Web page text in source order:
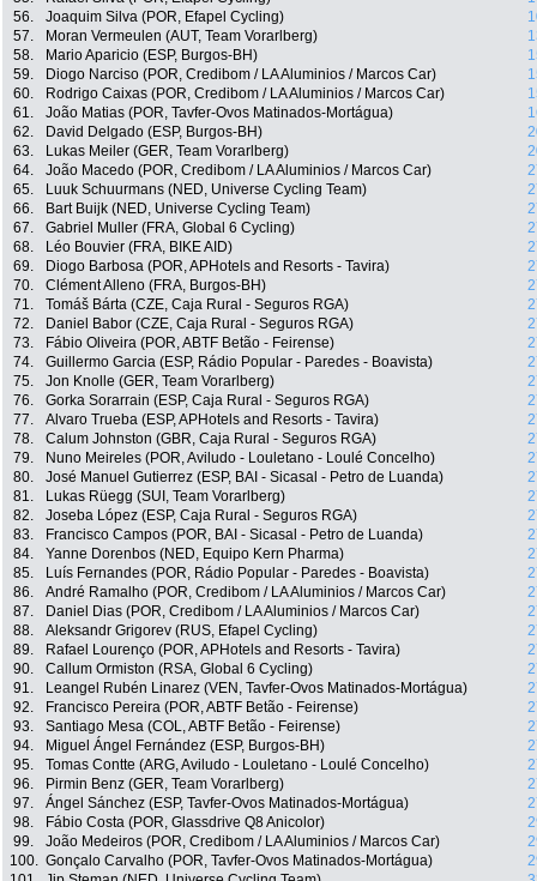
56.
Joaquim Silva (POR, Efapel Cycling)
57.
Moran Vermeulen (AUT, Team Vorarlberg)
58.
Mario Aparicio (ESP, Burgos-BH)
59.
Diogo Narciso (POR, Credibom / LA Aluminios / Marcos Car)
60.
Rodrigo Caixas (POR, Credibom / LA Aluminios / Marcos Car)
61.
João Matias (POR, Tavfer-Ovos Matinados-Mortágua)
62.
David Delgado (ESP, Burgos-BH)
63.
Lukas Meiler (GER, Team Vorarlberg)
64.
João Macedo (POR, Credibom / LA Aluminios / Marcos Car)
65.
Luuk Schuurmans (NED, Universe Cycling Team)
66.
Bart Buijk (NED, Universe Cycling Team)
67.
Gabriel Muller (FRA, Global 6 Cycling)
68.
Léo Bouvier (FRA, BIKE AID)
69.
Diogo Barbosa (POR, APHotels and Resorts - Tavira)
70.
Clément Alleno (FRA, Burgos-BH)
71.
Tomáš Bárta (CZE, Caja Rural - Seguros RGA)
72.
Daniel Babor (CZE, Caja Rural - Seguros RGA)
73.
Fábio Oliveira (POR, ABTF Betão - Feirense)
74.
Guillermo Garcia (ESP, Rádio Popular - Paredes - Boavista)
75.
Jon Knolle (GER, Team Vorarlberg)
76.
Gorka Sorarrain (ESP, Caja Rural - Seguros RGA)
77.
Alvaro Trueba (ESP, APHotels and Resorts - Tavira)
78.
Calum Johnston (GBR, Caja Rural - Seguros RGA)
79.
Nuno Meireles (POR, Aviludo - Louletano - Loulé Concelho)
80.
José Manuel Gutierrez (ESP, BAI - Sicasal - Petro de Luanda)
81.
Lukas Rüegg (SUI, Team Vorarlberg)
82.
Joseba López (ESP, Caja Rural - Seguros RGA)
83.
Francisco Campos (POR, BAI - Sicasal - Petro de Luanda)
84.
Yanne Dorenbos (NED, Equipo Kern Pharma)
85.
Luís Fernandes (POR, Rádio Popular - Paredes - Boavista)
86.
André Ramalho (POR, Credibom / LA Aluminios / Marcos Car)
87.
Daniel Dias (POR, Credibom / LA Aluminios / Marcos Car)
88.
Aleksandr Grigorev (RUS, Efapel Cycling)
89.
Rafael Lourenço (POR, APHotels and Resorts - Tavira)
90.
Callum Ormiston (RSA, Global 6 Cycling)
91.
Leangel Rubén Linarez (VEN, Tavfer-Ovos Matinados-Mortágua)
92.
Francisco Pereira (POR, ABTF Betão - Feirense)
93.
Santiago Mesa (COL, ABTF Betão - Feirense)
94.
Miguel Ángel Fernández (ESP, Burgos-BH)
95.
Tomas Contte (ARG, Aviludo - Louletano - Loulé Concelho)
96.
Pirmin Benz (GER, Team Vorarlberg)
97.
Ángel Sánchez (ESP, Tavfer-Ovos Matinados-Mortágua)
98.
Fábio Costa (POR, Glassdrive Q8 Anicolor)
99.
João Medeiros (POR, Credibom / LA Aluminios / Marcos Car)
100. Gonçalo Carvalho (POR, Tavfer-Ovos Matinados-Mortágua)